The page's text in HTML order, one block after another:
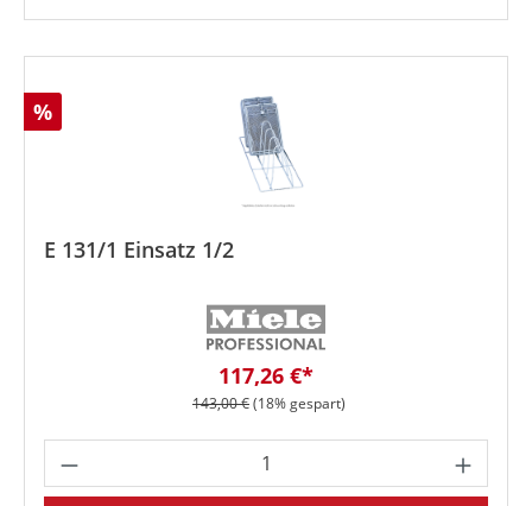
Rabatt
%
E 131/1 Einsatz 1/2
Verkaufspreis:
117,26 €*
Regulärer Preis:
143,00 €(18% gespart)
Produkt Anzahl: Gib den